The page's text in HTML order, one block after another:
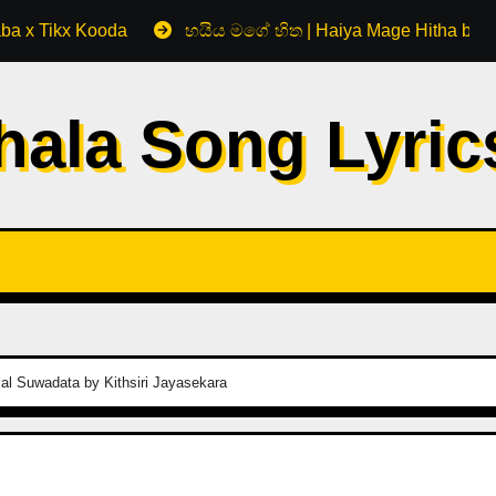
x Tikx Kooda හයිය මගේ හිත | Haiya Mage Hitha by
Song
Suwadata by Kithsiri Jayasekara